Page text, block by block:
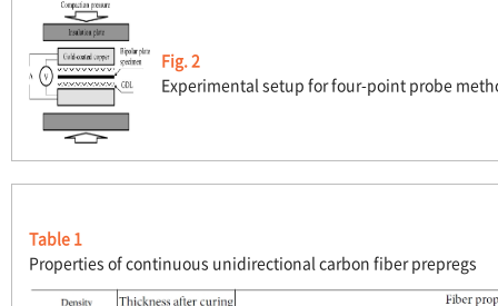
Fig. 2
Experimental setup for four-point probe
Table 1
Properties of continuous unidirectional carbon fiber prepregs